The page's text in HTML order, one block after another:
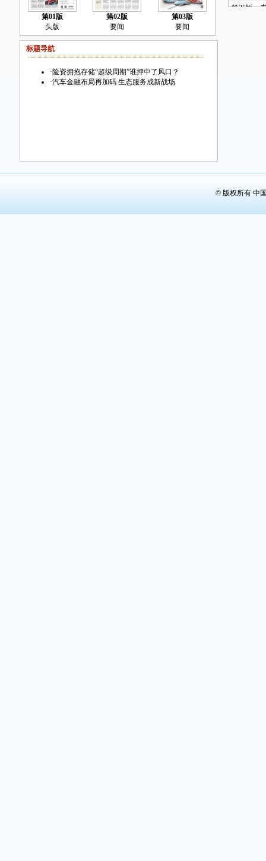
第01版
头版
第02版
要闻
第03版
要闻
标题导航
·险资拥抱存储“超级周期”谁押中了风口？
·汽车金融布局再加码 生态服务成新战场
第25版：
© 版权所有 中